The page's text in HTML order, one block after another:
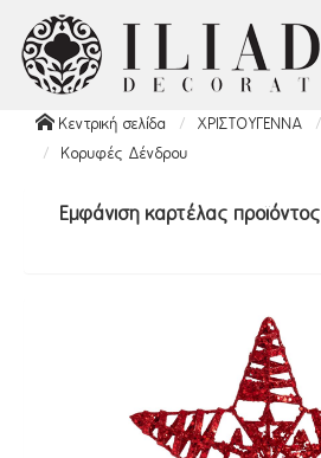
Κεντρική σελίδα ΧΡΙΣΤΟΥΓΕΝΝΑ
Κορυφές Δένδρου
Εμφάνιση καρτέλας προϊόντος